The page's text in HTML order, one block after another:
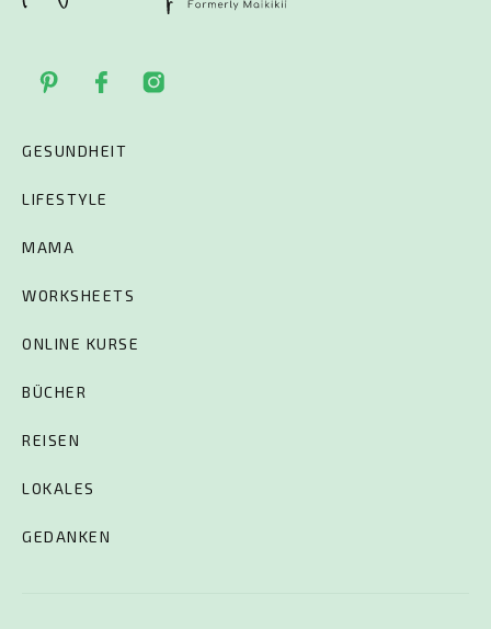
GESUNDHEIT
LIFESTYLE
MAMA
WORKSHEETS
ONLINE KURSE
BÜCHER
REISEN
LOKALES
GEDANKEN